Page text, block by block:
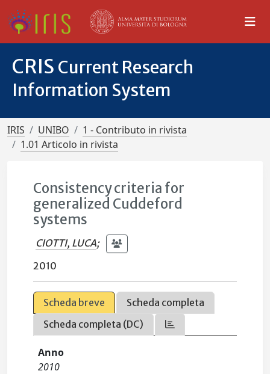
CRIS Current Research
Information System
IRIS UNIBO
1 - Contributo in rivista
1.01 Articolo in rivista
Consistency criteria for
generalized Cuddeford
systems
CIOTTI, LUCA;
2010
Scheda breve
Scheda completa
Scheda completa (DC)
Anno
2010